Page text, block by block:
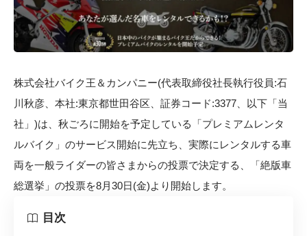
株式会社バイク王＆カンパニー(代表取締役社長執行役員:石
川秋彦、本社:東京都世田谷区、証券コード:3377、以下「当
社」)は、秋ごろに開始を予定している「プレミアムレンタ
ルバイク」のサービス開始に先立ち、実際にレンタルする車
両を一般ライダーの皆さまからの投票で決定する、「絶版車
総選挙」の投票を8月30日(金)より開始します。
目次